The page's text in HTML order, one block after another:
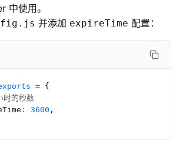
中使用。
并添加 expireTime 配置：
= {
时的秒数
: 3600 ,